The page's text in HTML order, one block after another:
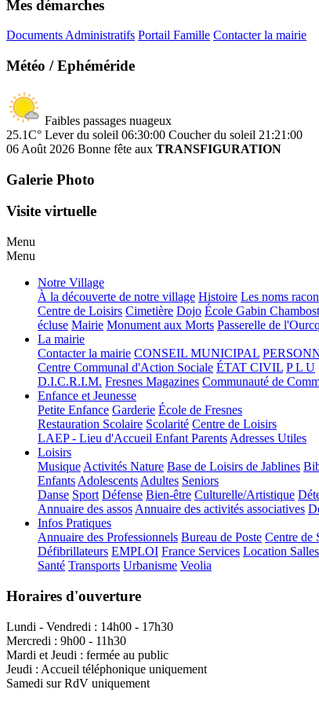
Mes démarches
Documents Administratifs Portail Famille Contacter la mairie
Météo / Ephéméride
Faibles passages nuageux
25.1C° Lever du soleil 06:30:00 Coucher du soleil 21:21:00
06 Août 2026 Bonne fête aux TRANSFIGURATION
Galerie Photo
Visite virtuelle
Menu
Menu
Notre Village
À la découverte de notre village Histoire Les noms
Centre de Loisirs Cimetière Dojo École Gabin Chambost
écluse Mairie Monument aux Morts Passerelle de l'Ourcq
La mairie
Contacter la mairie CONSEIL MUNICIPAL
Centre Communal d'Action Sociale ÉTAT CIVIL P L U
D.I.C.R.I.M. Fresnes Magazines Communauté de
Enfance et Jeunesse
Petite Enfance Garderie École de Fresnes
Restauration Scolaire Scolarité Centre de Loisirs
LAEP - Lieu d'Accueil Enfant Parents Adresses Utiles
Loisirs
Musique Activités Nature Base de Loisirs de Jablines
Enfants Adolescents Adultes Seniors
Danse Sport Défense Bien-être Culturelle/Artistique
Annuaire des assos Annuaire des activités associatives
Infos Pratiques
Annuaire des Professionnels Bureau de Poste Centre de
Défibrillateurs EMPLOI France Services Location
Santé Transports Urbanisme Veolia
Horaires d'ouverture
Lundi - Vendredi : 14h00 - 17h30
Mercredi : 9h00 - 11h30
Mardi et Jeudi : fermée au public
Jeudi : Accueil téléphonique uniquement
Samedi sur RdV uniquement